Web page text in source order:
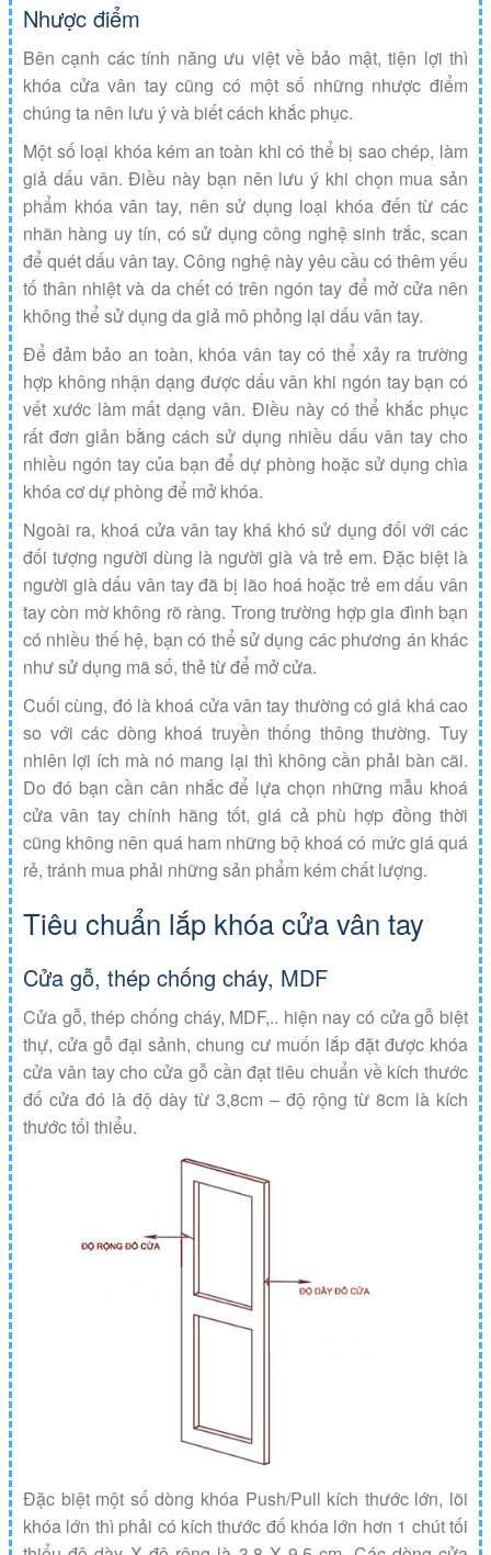
Nhược điểm
Bên cạnh các tính năng ưu việt về bảo mật, tiện lợi thì
khóa cửa vân tay cũng có một số những nhược điểm
chúng ta nên lưu ý và biết cách khắc phục.
Một số loại khóa kém an toàn khi có thể bị sao chép, làm
giả dấu vân. Điều này bạn nên lưu ý khi chọn mua sản
phẩm khóa vân tay, nên sử dụng loại khóa đến từ các
nhãn hàng uy tín, có sử dụng công nghệ sinh trắc, scan
để quét dấu vân tay. Công nghệ này yêu cầu có thêm yếu
tố thân nhiệt và da chết có trên ngón tay để mở cửa nên
không thể sử dụng da giả mô phỏng lại dấu vân tay.
Để đảm bảo an toàn, khóa vân tay có thể xảy ra trường
hợp không nhận dạng được dấu vân khi ngón tay bạn có
vết xước làm mất dạng vân. Điều này có thể khắc phục
rất đơn giản bằng cách sử dụng nhiều dấu vân tay cho
nhiều ngón tay của bạn để dự phòng hoặc sử dụng chìa
khóa cơ dự phòng để mở khóa.
Ngoài ra, khoá cửa vân tay khá khó sử dụng đối với các
đối tượng người dùng là người già và trẻ em. Đặc biệt là
người già dấu vân tay đã bị lão hoá hoặc trẻ em dấu vân
tay còn mờ không rõ ràng. Trong trường hợp gia đình bạn
có nhiều thế hệ, bạn có thể sử dụng các phương án khác
như sử dụng mã số, thẻ từ để mở cửa.
Cuối cùng, đó là khoá cửa vân tay thường có giá khá cao
so với các dòng khoá truyền thống thông thường. Tuy
nhiên lợi ích mà nó mang lại thì không cần phải bàn cãi.
Do đó bạn cần cân nhắc để lựa chọn những mẫu khoá
cửa vân tay chính hãng tốt, giá cả phù hợp đồng thời
cũng không nên quá ham những bộ khoá có mức giá quá
rẻ, tránh mua phải những sản phẩm kém chất lượng.
Tiêu chuẩn lắp khóa cửa vân tay
Cửa gỗ, thép chống cháy, MDF
Cửa gỗ, thép chống cháy, MDF,.. hiện nay có cửa gỗ biệt
thự, cửa gỗ đại sảnh, chung cư muốn lắp đặt được khóa
cửa vân tay cho cửa gỗ cần đạt tiêu chuẩn về kích thước
đố cửa đó là độ dày từ 3,8cm – độ rộng từ 8cm là kích
thước tối thiểu.
Đặc biệt một số dòng khóa Push/Pull kích thước lớn, lõi
khóa lớn thì phải có kích thước đố khóa lớn hơn 1 chút tối